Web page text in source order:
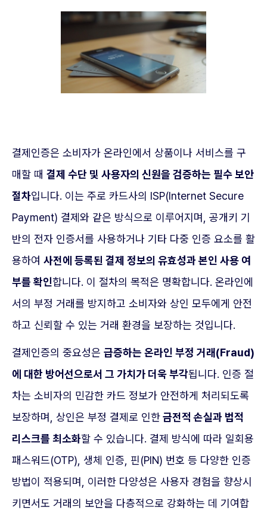
결제인증은 소비자가 온라인에서 상품이나 서비스를 구
매할 때 결제 수단 및 사용자의 신원을 검증하는 필수 보안
절차입니다. 이는 주로 카드사의 ISP(Internet Secure
Payment) 결제와 같은 방식으로 이루어지며, 공개키 기
반의 전자 인증서를 사용하거나 기타 다중 인증 요소를 활
용하여 사전에 등록된 결제 정보의 유효성과 본인 사용 여
부를 확인합니다. 이 절차의 목적은 명확합니다. 온라인에
서의 부정 거래를 방지하고 소비자와 상인 모두에게 안전
하고 신뢰할 수 있는 거래 환경을 보장하는 것입니다.
결제인증의 중요성은 급증하는 온라인 부정 거래(Fraud)
에 대한 방어선으로서 그 가치가 더욱 부각됩니다. 인증 절
차는 소비자의 민감한 카드 정보가 안전하게 처리되도록
보장하며, 상인은 부정 결제로 인한금전적 손실과 법적
리스크를 최소화할 수 있습니다. 결제 방식에 따라 일회용
패스워드(OTP), 생체 인증, 핀(PIN) 번호 등 다양한 인증
방법이 적용되며, 이러한 다양성은 사용자 경험을 향상시
키면서도 거래의 보안을 다층적으로 강화하는 데 기여합